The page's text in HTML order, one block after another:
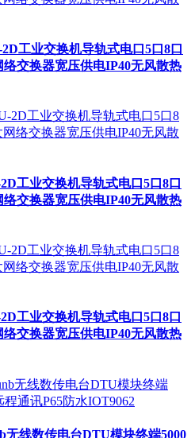
工业交换机导轨式电口5口8口
交换器宽压供电IP40无风散热
工业交换机导轨式电口5口8口
交换器宽压供电IP40无风散热
工业交换机导轨式电口5口8口
交换器宽压供电IP40无风散热
无线数传电台DTU模块终端5000